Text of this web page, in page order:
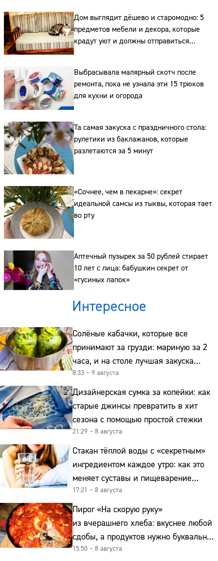
Дом выглядит дёшево и старомодно: 5
предметов мебели и декора, которые
крадут уют и должны отправиться
на свалку прямо сейчас
Выбрасывала малярный скотч после
ремонта, пока не узнала эти 15 трюков
для кухни и огорода
Та самая закуска с праздничного стола:
рулетики из баклажанов, которые
разлетаются за 5 минут
«Сочнее, чем в пекарне»: секрет
идеальной самсы из тыквы, которая тает
во рту
Аптечный пузырек за 50 рублей стирает
10 лет с лица: бабушкин секрет от
«гусиных лапок»
Интересное
Солёные кабачки, которые все
принимают за грузди: мариную за 2
часа, и на столе лучшая закуска
к картошке
8:33 – 9 августа
Дизайнерская сумка за копейки: как
старые джинсы превратить в хит
сезона с помощью простой стежки
21:29 – 8 августа
Стакан тёплой воды с «секретным»
ингредиентом каждое утро: как это
меняет суставы и пищеварение
после 50
17:21 – 8 августа
Пирог «На скорую руку»
из вчерашнего хлеба: вкуснее любой
сдобы, а продуктов нужно буквально
копейки
15:50 – 8 августа
Сайт:
Телефон: